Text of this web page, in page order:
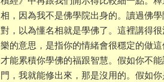
相，因為我不是佛學院出身的。讀過佛
對，以為懂名相就是學佛了。這裡講得
樂的意思，是指你的情緒會很穩定的做
才能累積你學佛的福跟智慧。假如你不
門，我就能修出來，那是沒用的。假如